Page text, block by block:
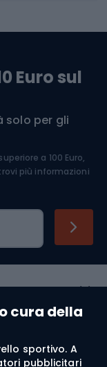
cura della
sportivo. A
pubblicitari
Euro sul
solo per gli
a 100 Euro,
più informazioni